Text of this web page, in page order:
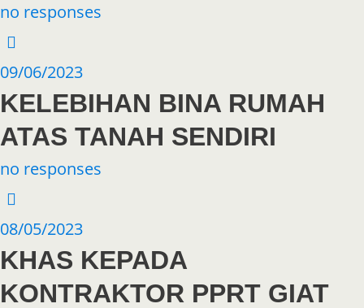
no responses
09/06/2023
KELEBIHAN BINA RUMAH
ATAS TANAH SENDIRI
no responses
08/05/2023
KHAS KEPADA
KONTRAKTOR PPRT GIAT